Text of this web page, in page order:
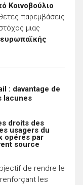
Κοινοβούλιο
παρεμβάσεις
μιας
ευρωπαϊκής
: davantage de
lacunes
droits des
usagers du
opérés par
source
de rendre le
les